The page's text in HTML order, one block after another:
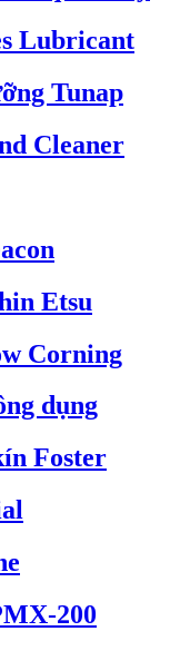
Lubricant
Tunap
Cleaner
Etsu
Corning
dụng
Foster
200